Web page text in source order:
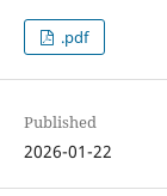
.pdf
Published
2026-01-22